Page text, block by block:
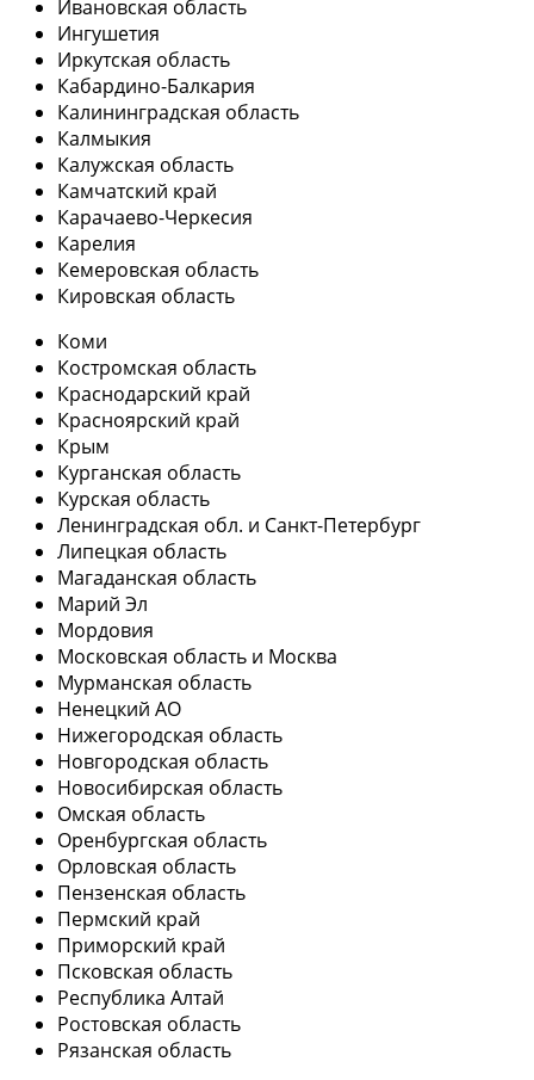
Ивановская область
Ингушетия
Иркутская область
Кабардино-Балкария
Калининградская область
Калмыкия
Калужская область
Камчатский край
Карачаево-Черкесия
Карелия
Кемеровская область
Кировская область
Коми
Костромская область
Краснодарский край
Красноярский край
Крым
Курганская область
Курская область
Ленинградская обл. и Санкт-Петербург
Липецкая область
Магаданская область
Марий Эл
Мордовия
Московская область и Москва
Мурманская область
Ненецкий АО
Нижегородская область
Новгородская область
Новосибирская область
Омская область
Оренбургская область
Орловская область
Пензенская область
Пермский край
Приморский край
Псковская область
Республика Алтай
Ростовская область
Рязанская область